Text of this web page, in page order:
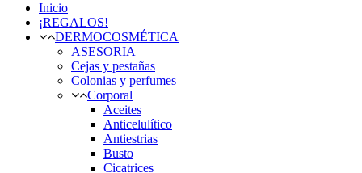
Inicio
¡REGALOS!
DERMOCOSMÉTICA
ASESORIA
Cejas y pestañas
Colonias y perfumes
Corporal
Aceites
Anticelulítico
Antiestrias
Busto
Cicatrices